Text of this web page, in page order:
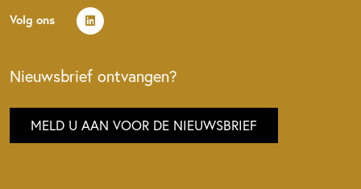
Volg ons
Nieuwsbrief ontvangen?
MELD U AAN VOOR DE NIEUWSBRIEF